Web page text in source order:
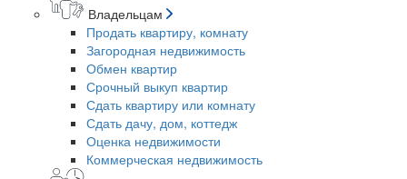
Владельцам
Продать квартиру, комнату
Загородная недвижимость
Обмен квартир
Срочный выкуп квартир
Сдать квартиру или комнату
Сдать дачу, дом, коттедж
Оценка недвижимости
Коммерческая недвижимость